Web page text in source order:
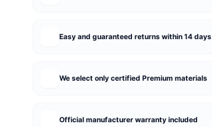
Easy and guaranteed returns within 14 days
We select only certified Premium materials
Official manufacturer warranty included